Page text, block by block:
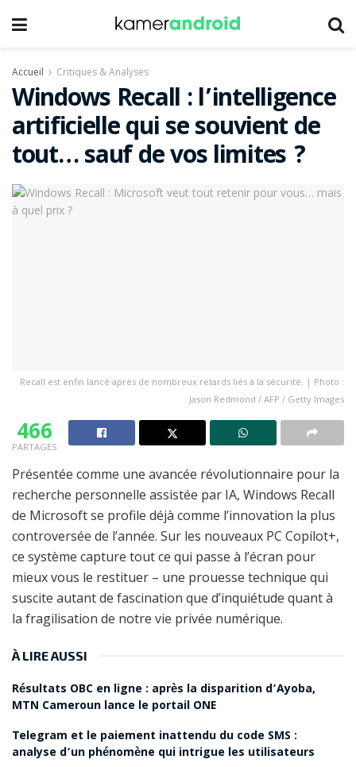
Accueil Critiques & Analyses
Windows Recall : l’intelligence
artificielle qui se souvient de
tout… sauf de vos limites ?
Recall est enfin lancé après de nombreux retards liés à la sécurité. | Photo :
Jason Redmond / AFP / Getty Images
466
PARTAGES
Présentée comme une avancée révolutionnaire pour la
recherche personnelle assistée par IA, Windows Recall
de Microsoft se profile déjà comme l’innovation la plus
controversée de l’année. Sur les nouveaux PC Copilot+,
ce système capture tout ce qui passe à l’écran pour
mieux vous le restituer – une prouesse technique qui
suscite autant de fascination que d’inquiétude quant à
la fragilisation de notre vie privée numérique.
À LIRE AUSSI
Résultats OBC en ligne : après la disparition d’Ayoba,
MTN Cameroun lance le portail ONE
Telegram et le paiement inattendu du code SMS :
analyse d’un phénomène qui intrigue les utilisateurs